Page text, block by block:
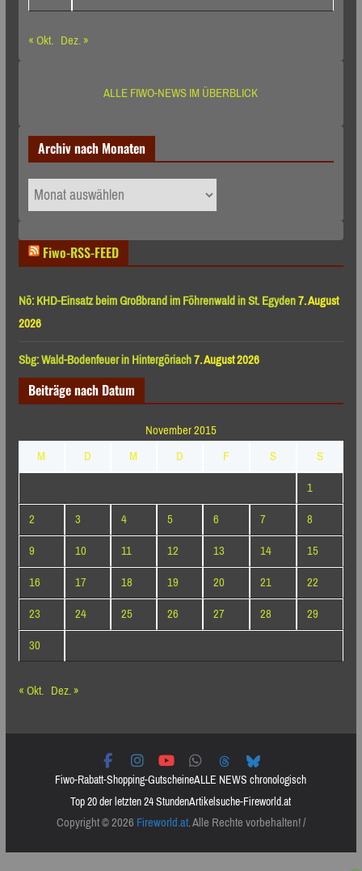
« Okt. Dez. »
ALLE FIWO-NEWS IM ÜBERBLICK
Archiv nach Monaten
Archiv
nach
Fiwo-RSS-FEED
Nö: KHD-Einsatz beim Großbrand im Föhrenwald in St. Egyden7. August
2026
Sbg: Wald-Bodenfeuer in Hintergöriach7. August 2026
Beiträge nach Datum
November 2015
M
D M D F S
S
1
2
3 4 5 6 7
8
9
10 11 12 13 14
15
16
17 18 19 20 21
22
23
24 25 26 27 28
29
30
« Okt. Dez. »
Fiwo-Rabatt-Shopping-GutscheineALLE NEWS chronologisch
Top 20 der letzten 24 StundenArtikelsuche-Fireworld.at
Copyright © 2026Fireworld.at. Alle Rechte vorbehalten! /